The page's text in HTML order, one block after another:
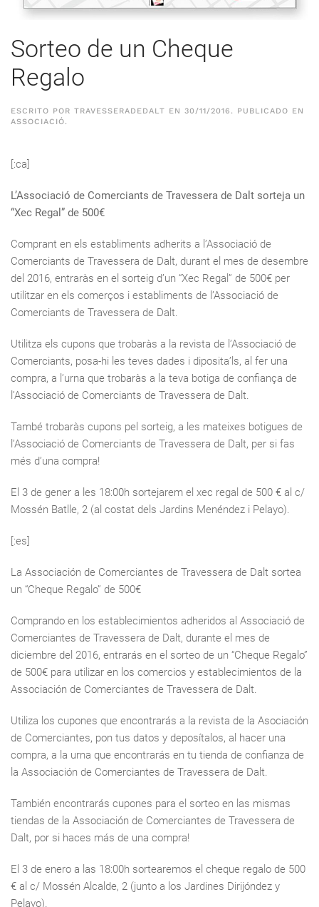
Sorteo de un Cheque
Regalo
ESCRITO POR TRAVESSERADEDALT EN 30/11/2016 . PUBLICADO EN
ASSOCIACIÓ.
[:ca]
L’Associació de Comerciants de Travessera de Dalt sorteja un
“Xec Regal” de 500€
Comprant en els establiments adherits a l’Associació de
Comerciants de Travessera de Dalt, durant el mes de desembre
del 2016, entraràs en el sorteig d’un “Xec Regal” de 500€ per
utilitzar en els comerços i establiments de l’Associació de
Comerciants de Travessera de Dalt.
Utilitza els cupons que trobaràs a la revista de l’Associació de
Comerciants, posa-hi les teves dades i diposita’ls, al fer una
compra, a l’urna que trobaràs a la teva botiga de confiança de
l’Associació de Comerciants de Travessera de Dalt.
També trobaràs cupons pel sorteig, a les mateixes botigues de
l’Associació de Comerciants de Travessera de Dalt, per si fas
més d’una compra!
El 3 de gener a les 18:00h sortejarem el xec regal de 500 € al c/
Mossén Batlle, 2 (al costat dels Jardins Menéndez i Pelayo).
[:es]
La Associación de Comerciantes de Travessera de Dalt sortea
un “Cheque Regalo” de 500€
Comprando en los establecimientos adheridos al Associació de
Comerciantes de Travessera de Dalt, durante el mes de
diciembre del 2016, entrarás en el sorteo de un “Cheque Regalo”
de 500€ para utilizar en los comercios y establecimientos de la
Associación de Comerciantes de Travessera de Dalt.
Utiliza los cupones que encontrarás a la revista de la Asociación
de Comerciantes, pon tus datos y deposítalos, al hacer una
compra, a la urna que encontrarás en tu tienda de confianza de
la Associación de Comerciantes de Travessera de Dalt.
También encontrarás cupones para el sorteo en las mismas
tiendas de la Associación de Comerciantes de Travessera de
Dalt, por si haces más de una compra!
El 3 de enero a las 18:00h sortearemos el cheque regalo de 500
€ al c/ Mossén Alcalde, 2 (junto a los Jardines Dirijóndez y
Pelayo).